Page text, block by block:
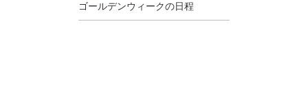
ゴールデンウィークの日程